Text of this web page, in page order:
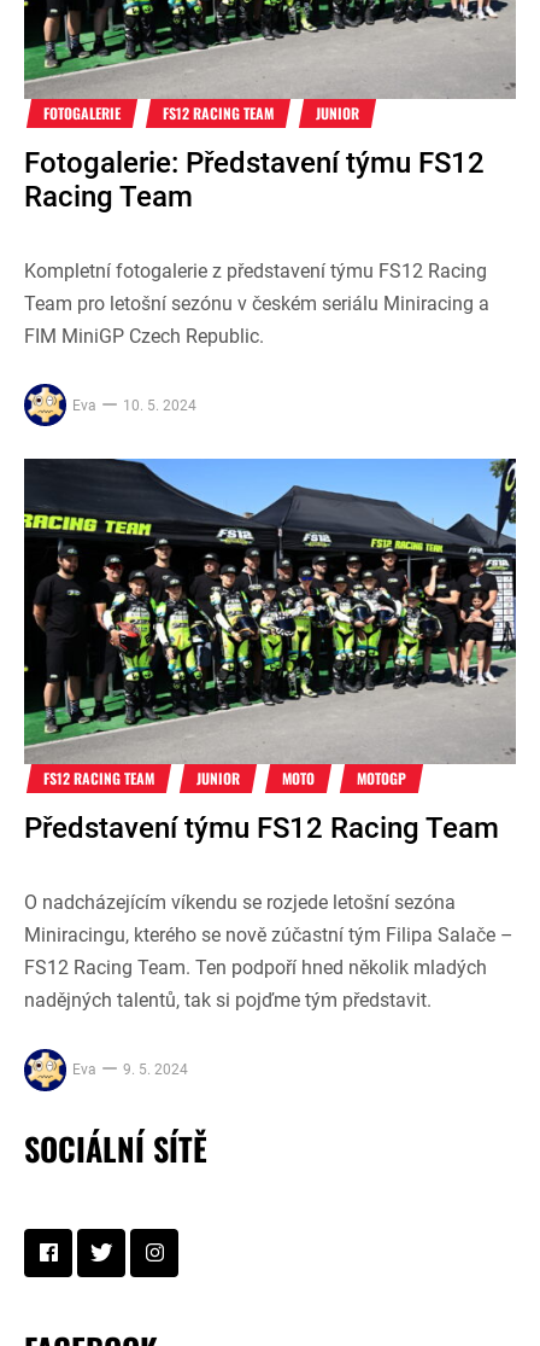
FOTOGALERIE FS12 RACING TEAM JUNIOR
Fotogalerie: Představení týmu FS12
Racing Team
Kompletní fotogalerie z představení týmu FS12 Racing
Team pro letošní sezónu v českém seriálu Miniracing a
FIM MiniGP Czech Republic.
Eva 10. 5. 2024
FS12 RACING TEAM JUNIOR MOTO MOTOGP
Představení týmu FS12 Racing Team
O nadcházejícím víkendu se rozjede letošní sezóna
Miniracingu, kterého se nově zúčastní tým Filipa Salače –
FS12 Racing Team. Ten podpoří hned několik mladých
nadějných talentů, tak si pojďme tým představit.
Eva 9. 5. 2024
SOCIÁLNÍ SÍTĚ